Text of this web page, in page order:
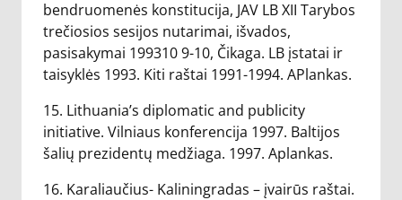
bendruomenės konstitucija, JAV LB XII Tarybos
trečiosios sesijos nutarimai, išvados,
pasisakymai 199310 9-10, Čikaga. LB įstatai ir
taisyklės 1993. Kiti raštai 1991-1994. APlankas.
15. Lithuania’s diplomatic and publicity
initiative. Vilniaus konferencija 1997. Baltijos
šalių prezidentų medžiaga. 1997. Aplankas.
16. Karaliaučius- Kaliningradas – įvairūs raštai.